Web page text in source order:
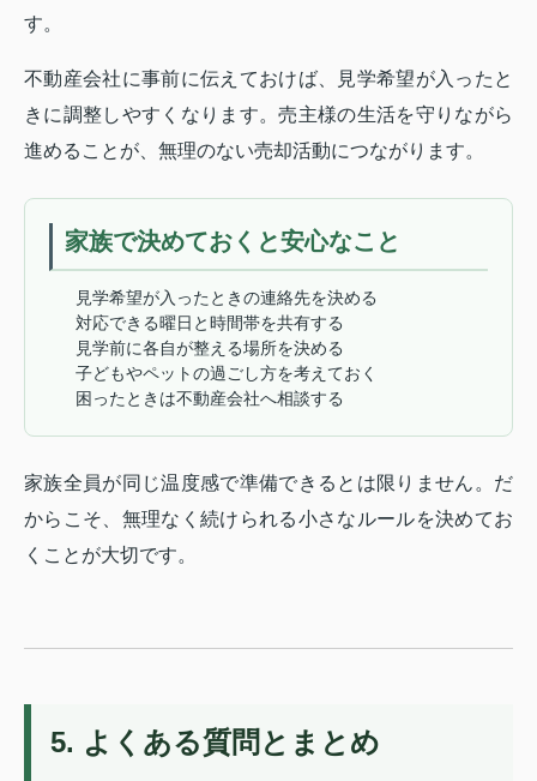
す。
不動産会社に事前に伝えておけば、見学希望が入ったと
きに調整しやすくなります。売主様の生活を守りながら
進めることが、無理のない売却活動につながります。
家族で決めておくと安心なこと
見学希望が入ったときの連絡先を決める
対応できる曜日と時間帯を共有する
見学前に各自が整える場所を決める
子どもやペットの過ごし方を考えておく
困ったときは不動産会社へ相談する
家族全員が同じ温度感で準備できるとは限りません。だ
からこそ、無理なく続けられる小さなルールを決めてお
くことが大切です。
5. よくある質問とまとめ